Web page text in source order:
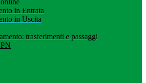
in Entrata
in Uscita
trasferimenti e passaggi